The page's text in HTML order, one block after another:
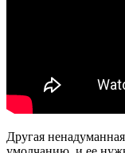
Другая